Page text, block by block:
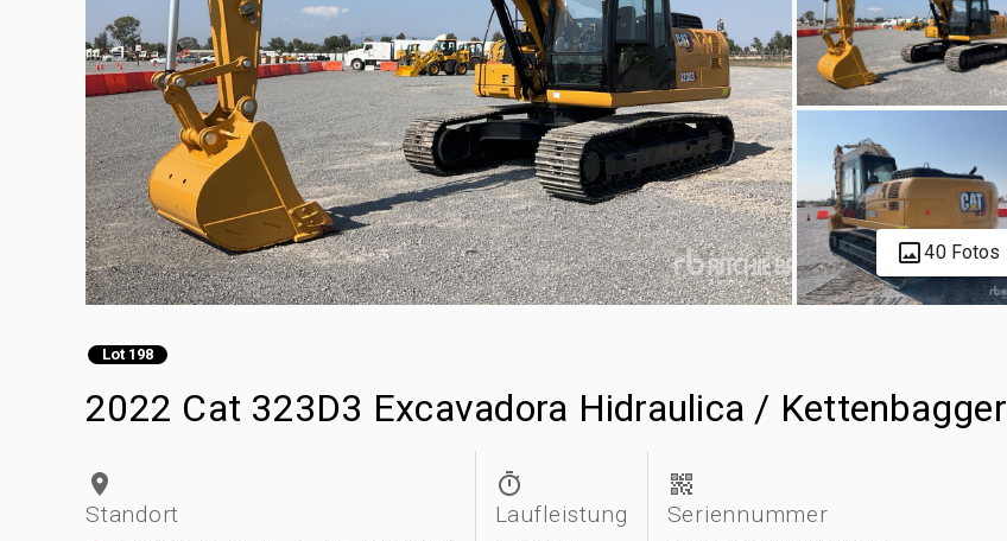
40 Fotos
Lot 198
2022 Cat 323D3 Excavadora Hidraulica / Kettenbagger
Standort Laufleistung Seriennummer